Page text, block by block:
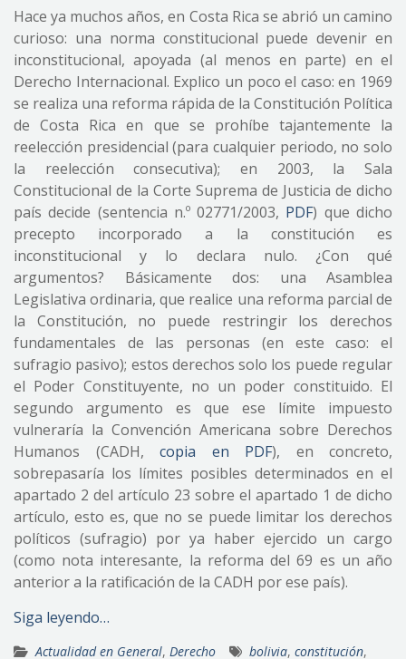
Hace ya muchos años, en Costa Rica se abrió un camino
curioso: una norma constitucional puede devenir en
inconstitucional, apoyada (al menos en parte) en el
Derecho Internacional. Explico un poco el caso: en 1969
se realiza una reforma rápida de la Constitución Política
de Costa Rica en que se prohíbe tajantemente la
reelección presidencial (para cualquier periodo, no solo
la reelección consecutiva); en 2003, la Sala
Constitucional de la Corte Suprema de Justicia de dicho
país decide (sentencia n.º 02771/2003, PDF) que dicho
precepto incorporado a la constitución es
inconstitucional y lo declara nulo. ¿Con qué
argumentos? Básicamente dos: una Asamblea
Legislativa ordinaria, que realice una reforma parcial de
la Constitución, no puede restringir los derechos
fundamentales de las personas (en este caso: el
sufragio pasivo); estos derechos solo los puede regular
el Poder Constituyente, no un poder constituido. El
segundo argumento es que ese límite impuesto
vulneraría la Convención Americana sobre Derechos
Humanos (CADH, copia en PDF), en concreto,
sobrepasaría los límites posibles determinados en el
apartado 2 del artículo 23 sobre el apartado 1 de dicho
artículo, esto es, que no se puede limitar los derechos
políticos (sufragio) por ya haber ejercido un cargo
(como nota interesante, la reforma del 69 es un año
anterior a la ratificación de la CADH por ese país).
Siga leyendo…
Actualidad en General, Derecho bolivia, constitución,